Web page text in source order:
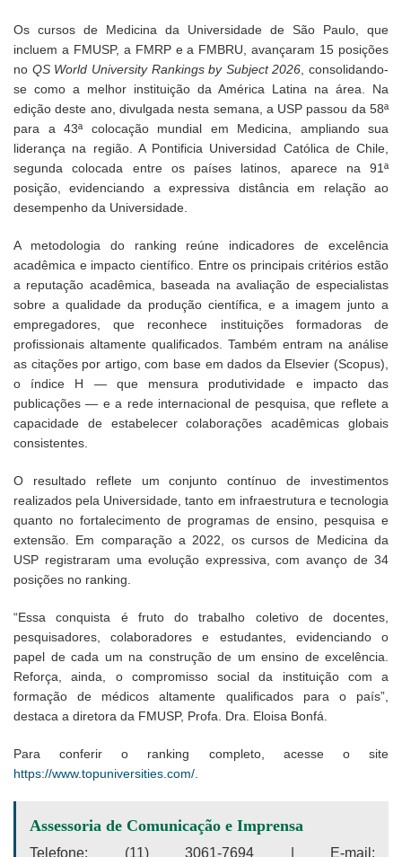
Os cursos de Medicina da Universidade de São Paulo, que
incluem a FMUSP, a FMRP e a FMBRU, avançaram 15 posições
no QS World University Rankings by Subject 2026 , consolidando-
se como a melhor instituição da América Latina na área. Na
edição deste ano, divulgada nesta semana, a USP passou da 58ª
para a 43ª colocação mundial em Medicina, ampliando sua
liderança na região. A Pontificia Universidad Católica de Chile,
segunda colocada entre os países latinos, aparece na 91ª
posição, evidenciando a expressiva distância em relação ao
desempenho da Universidade.
A metodologia do ranking reúne indicadores de excelência
acadêmica e impacto científico. Entre os principais critérios estão
a reputação acadêmica, baseada na avaliação de especialistas
sobre a qualidade da produção científica, e a imagem junto a
empregadores, que reconhece instituições formadoras de
profissionais altamente qualificados. Também entram na análise
as citações por artigo, com base em dados da Elsevier (Scopus),
o índice H — que mensura produtividade e impacto das
publicações — e a rede internacional de pesquisa, que reflete a
capacidade de estabelecer colaborações acadêmicas globais
consistentes.
O resultado reflete um conjunto contínuo de investimentos
realizados pela Universidade, tanto em infraestrutura e tecnologia
quanto no fortalecimento de programas de ensino, pesquisa e
extensão. Em comparação a 2022, os cursos de Medicina da
USP registraram uma evolução expressiva, com avanço de 34
posições no ranking.
“Essa conquista é fruto do trabalho coletivo de docentes,
pesquisadores, colaboradores e estudantes, evidenciando o
papel de cada um na construção de um ensino de excelência.
Reforça, ainda, o compromisso social da instituição com a
formação de médicos altamente qualificados para o país”,
destaca a diretora da FMUSP, Profa. Dra. Eloisa Bonfá.
Para conferir o ranking completo, acesse o site
https://www.topuniversities.com/
Assessoria de Comunicação e Imprensa
Telefone: (11) 3061-7694 | E-mail: